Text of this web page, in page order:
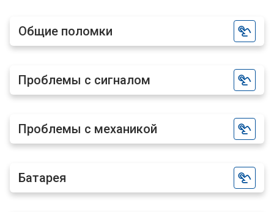
Общие поломки
Проблемы с сигналом
Проблемы с механикой
Батарея